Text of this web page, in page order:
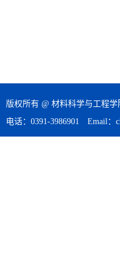
版权所有 @ 材料科学与工程学
电话：0391-3986901 Email：